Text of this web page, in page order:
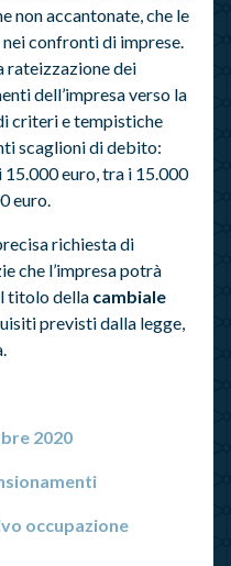
non accantonate, che le
confronti di imprese.
rateizzazione dei
dell’impresa verso la
criteri e tempistiche
scaglioni di debito:
euro, tra i 15.000
euro.
richiesta di
che l’impresa potrà
titolo della cambiale
previsti dalla legge,
2020
occupazione